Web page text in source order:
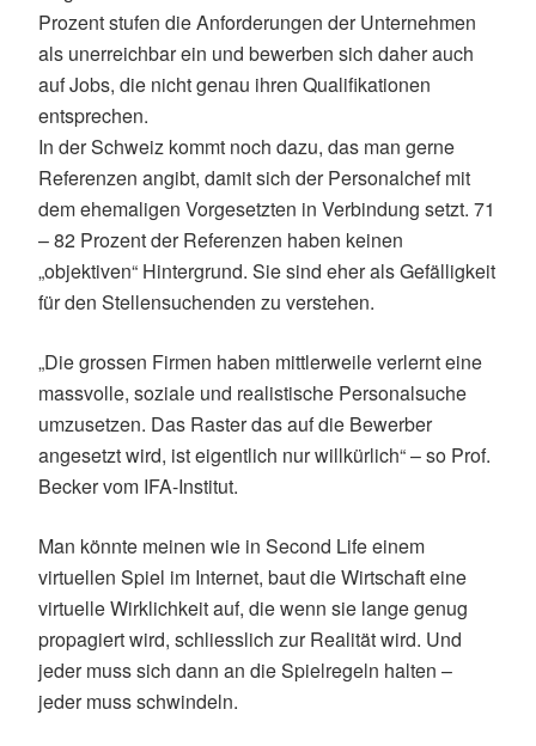
Prozent stufen die Anforderungen der Unternehmen
als unerreichbar ein und bewerben sich daher auch
auf Jobs, die nicht genau ihren Qualifikationen
entsprechen.
In der Schweiz kommt noch dazu, das man gerne
Referenzen angibt, damit sich der Personalchef mit
dem ehemaligen Vorgesetzten in Verbindung setzt. 71
– 82 Prozent der Referenzen haben keinen
„objektiven“ Hintergrund. Sie sind eher als Gefälligkeit
für den Stellensuchenden zu verstehen.
„Die grossen Firmen haben mittlerweile verlernt eine
massvolle, soziale und realistische Personalsuche
umzusetzen. Das Raster das auf die Bewerber
angesetzt wird, ist eigentlich nur willkürlich“ – so Prof.
Becker vom IFA-Institut.
Man könnte meinen wie in Second Life einem
virtuellen Spiel im Internet, baut die Wirtschaft eine
virtuelle Wirklichkeit auf, die wenn sie lange genug
propagiert wird, schliesslich zur Realität wird. Und
jeder muss sich dann an die Spielregeln halten –
jeder muss schwindeln.